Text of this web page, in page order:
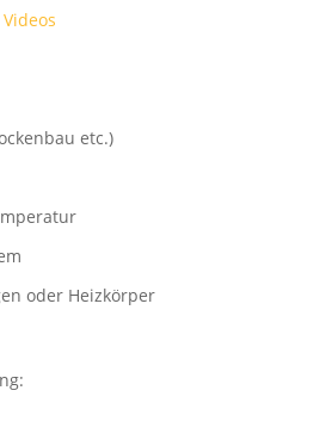
etc.)
oder Heizkörper